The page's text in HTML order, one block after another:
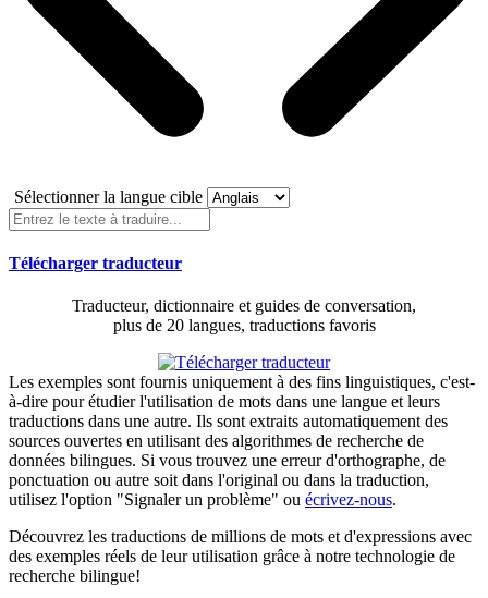
Sélectionner la langue cible
Télécharger traducteur
Traducteur, dictionnaire et guides de conversation,
plus de 20 langues, traductions favoris
Les exemples sont fournis uniquement à des fins linguistiques, c'est-
à-dire pour étudier l'utilisation de mots dans une langue et leurs
traductions dans une autre. Ils sont extraits automatiquement des
sources ouvertes en utilisant des algorithmes de recherche de
données bilingues. Si vous trouvez une erreur d'orthographe, de
ponctuation ou autre soit dans l'original ou dans la traduction,
utilisez l'option "Signaler un problème" ou écrivez-nous.
Découvrez les traductions de millions de mots et d'expressions avec
des exemples réels de leur utilisation grâce à notre technologie de
recherche bilingue!